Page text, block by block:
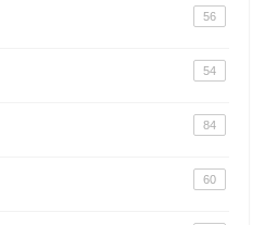
56
54
84
60